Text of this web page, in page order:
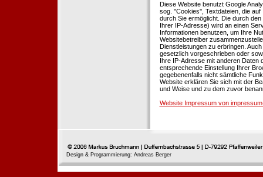
Diese Website benutzt Google
sog. ''Cookies'', Textdateien, die
durch Sie ermöglicht. Die durch
Ihrer IP-Adresse) wird an einen
Informationen benutzen, um Ihre
Websitebetreiber
Dienstleistungen zu erbringen.
gesetzlich vorgeschrieben oder
Ihre IP-Adresse mit anderen Daten
entsprechende Einstellung Ihrer
gegebenenfalls nicht sämtliche
Website erklären Sie sich mit der
und Weise und zu dem zuvor
Website Impressum von
Design & Programmierung: Andreas Berger